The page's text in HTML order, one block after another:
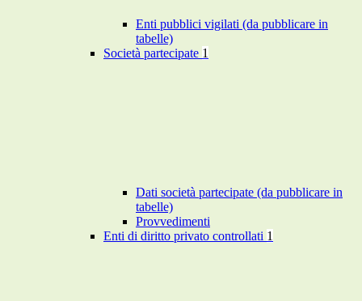
Enti pubblici vigilati (da pubblicare in
tabelle)
Società partecipate 1
Dati società partecipate (da pubblicare in
tabelle)
Provvedimenti
Enti di diritto privato controllati 1